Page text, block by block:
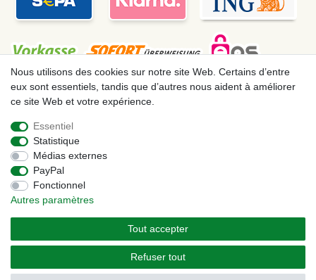
Mentions légales Déclaration de confidentialité
Conditions générales
Rétracter le contrat ici
© Copyright 2026 | Tous droits réservés. – Les prix indiqués par le Vendeur au
Nous utilisons des cookies sur notre site Web. Certains d’entre
eux sont essentiels, tandis que d’autres nous aident à améliorer
ce site Web et votre expérience.
Essentiel
Statistique
Médias externes
PayPal
Fonctionnel
Autres paramètres
Tout accepter
Refuser tout